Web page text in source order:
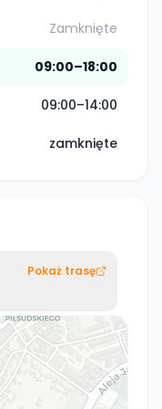
Zamknięte
09:00–18:00
09:00–14:00
zamknięte
Pokaż trasę